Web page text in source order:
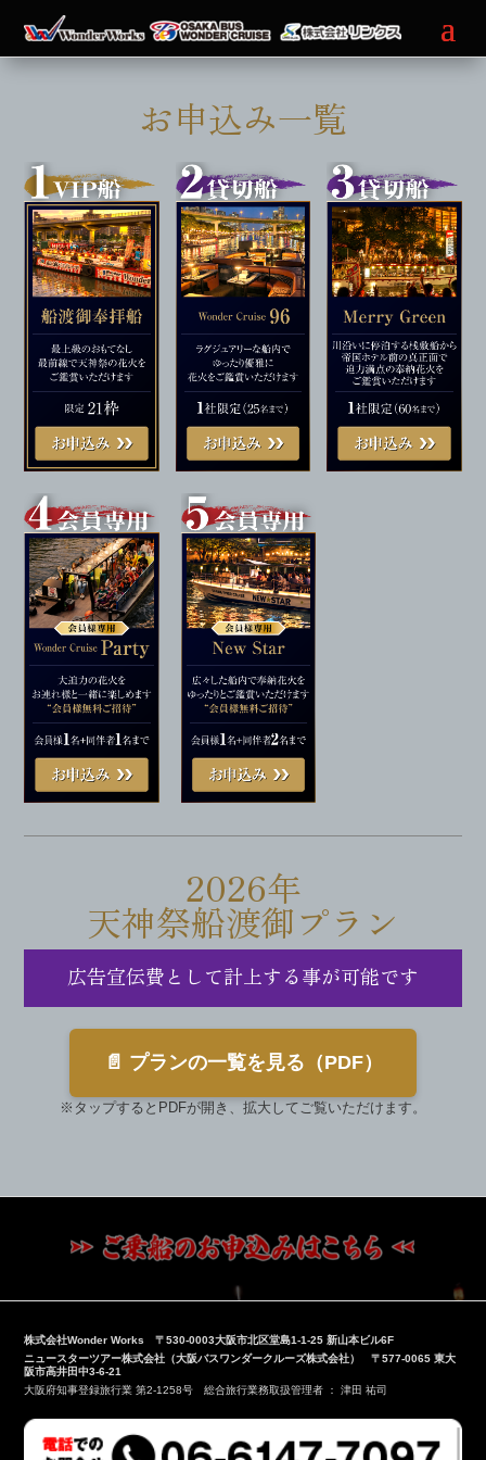
お申込み一覧
2026年
天神祭船渡御プラン
広告宣伝費として計上する事が可能です
📄 プランの一覧を見る（PDF）
※タップするとPDFが開き、拡大してご覧いただけます。
株式会社Wonder Works 〒530-0003大阪市北区堂島1-1-25 新山本ビル6F
ニュースターツアー株式会社（大阪バスワンダークルーズ株式会社） 〒577-0065 東大
阪市高井田中3-6-21
大阪府知事登録旅行業 第2-1258号 総合旅行業務取扱管理者 ： 津田 祐司